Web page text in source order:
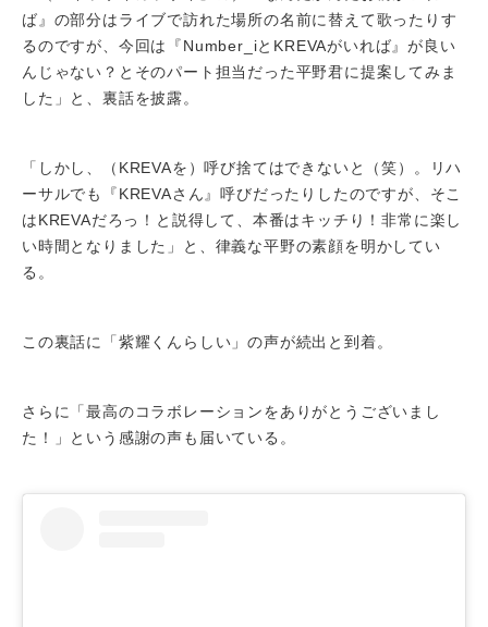
ば』の部分はライブで訪れた場所の名前に替えて歌ったりす
るのですが、今回は『Number_iとKREVAがいれば』が良い
んじゃない？とそのパート担当だった平野君に提案してみま
した」と、裏話を披露。
「しかし、（KREVAを）呼び捨てはできないと（笑）。リハ
ーサルでも『KREVAさん』呼びだったりしたのですが、そこ
はKREVAだろっ！と説得して、本番はキッチり！非常に楽し
い時間となりました」と、律義な平野の素顔を明かしてい
る。
この裏話に「紫耀くんらしい」の声が続出と到着。
さらに「最高のコラボレーションをありがとうございまし
た！」という感謝の声も届いている。